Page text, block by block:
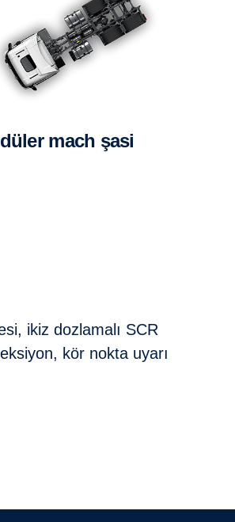
mach şasi
ikiz dozlamalı SCR
kör nokta uyarı